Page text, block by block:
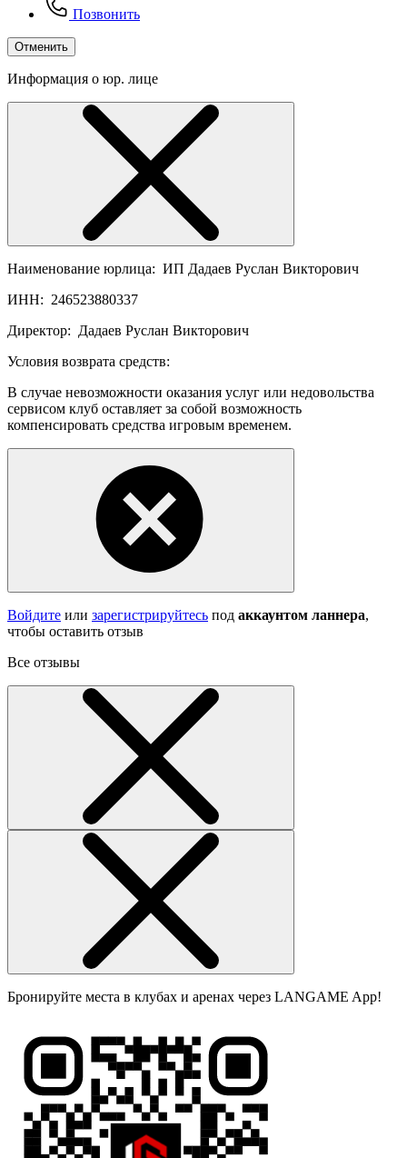
Позвонить
Отменить
Информация о юр. лице
Наименование юрлица: ИП Дадаев Руслан Викторович
ИНН: 246523880337
Директор: Дадаев Руслан Викторович
Условия возврата средств:
В случае невозможности оказания услуг или недовольства
сервисом клуб оставляет за собой возможность
компенсировать средства игровым временем.
Войдите или зарегистрируйтесь под аккаунтом ланнера,
чтобы оставить отзыв
Все отзывы
Бронируйте места в клубах и аренах через LANGAME App!